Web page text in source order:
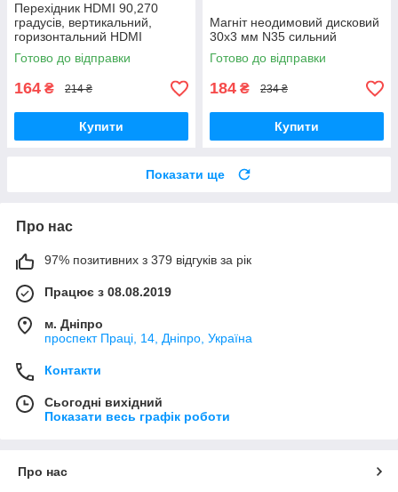
Перехідник HDMI 90,270
градусів, вертикальний,
горизонтальний HDMI
Готово до відправки
164 ₴ 214 ₴
Купити
Магніт неодимовий дисковий
30x3 мм N35 сильний
Готово до відправки
184 ₴ 234 ₴
Купити
Показати ще
Про нас
97% позитивних з 379 відгуків за рік
Працює з 08.08.2019
м. Дніпро
проспект Праці, 14, Дніпро, Україна
Контакти
Сьогодні вихідний
Показати весь графік роботи
Про нас